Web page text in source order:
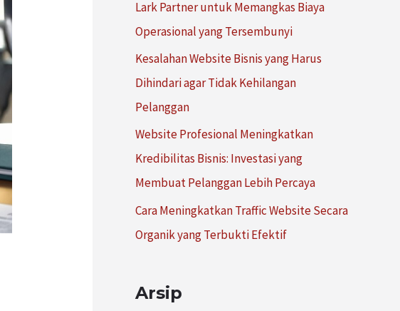
Lark Partner untuk Memangkas Biaya
Operasional yang Tersembunyi
Kesalahan Website Bisnis yang Harus
Dihindari agar Tidak Kehilangan
Pelanggan
Website Profesional Meningkatkan
Kredibilitas Bisnis: Investasi yang
Membuat Pelanggan Lebih Percaya
Cara Meningkatkan Traffic Website Secara
Organik yang Terbukti Efektif
Arsip